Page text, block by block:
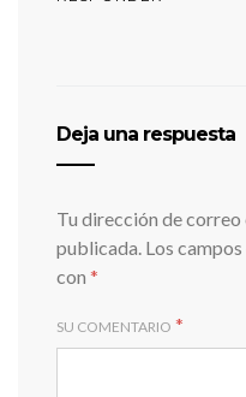
Deja una respuesta
Tu dirección de
publicada. Los
con *
SU COMENTARIO *